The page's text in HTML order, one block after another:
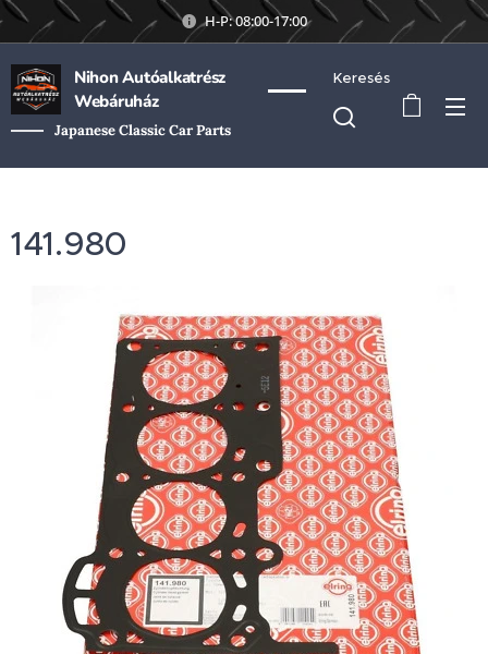
H-P: 08:00-17:00
Nihon Autóalkatrész
Webáruház
Japanese Classic Car Parts
Keresés
141.980